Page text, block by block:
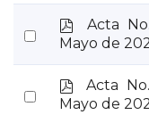
Select
p
d
Acta
Mayo de
Select
p
d
Acta
Mayo de